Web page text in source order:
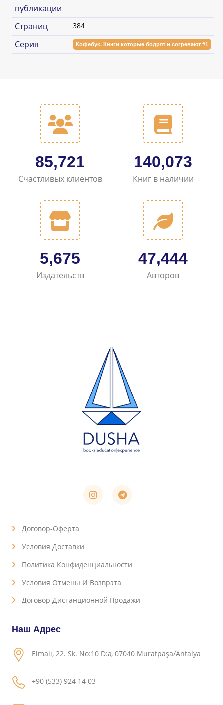
публикации
Страниц 384
Серия Кофебук. Книги которые бодрят и согревают #1
102,585
Счастливых клиентов
167,628
Книг в наличии
6,792
Издательств
56,829
Авторов
Договор-Оферта
Условия Доставки
Политика Конфиденциальности
Условия Отмены И Возврата
Договор Дистанционной Продажи
Наш Адрес
Elmalı, 22. Sk. No:10 D:a, 07040 Muratpaşa/Antalya
+90 (533) 924 14 03